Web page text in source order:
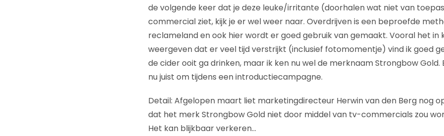
de volgende keer dat je deze leuke/irritante (doorhalen wat niet van
commercial ziet, kijk je er wel weer naar. Overdrijven is een beproefde
reclameland en ook hier wordt er goed gebruik van gemaakt. Vooral het in
weergeven dat er veel tijd verstrijkt (inclusief fotomomentje) vind ik goed
de cider ooit ga drinken, maar ik ken nu wel de merknaam Strongbow Gold.
nu juist om tijdens een introductiecampagne.
Detail: Afgelopen maart liet marketingdirecteur Herwin van den Berg nog
dat het merk Strongbow Gold niet door middel van tv-commercials zou
Het kan blijkbaar verkeren…